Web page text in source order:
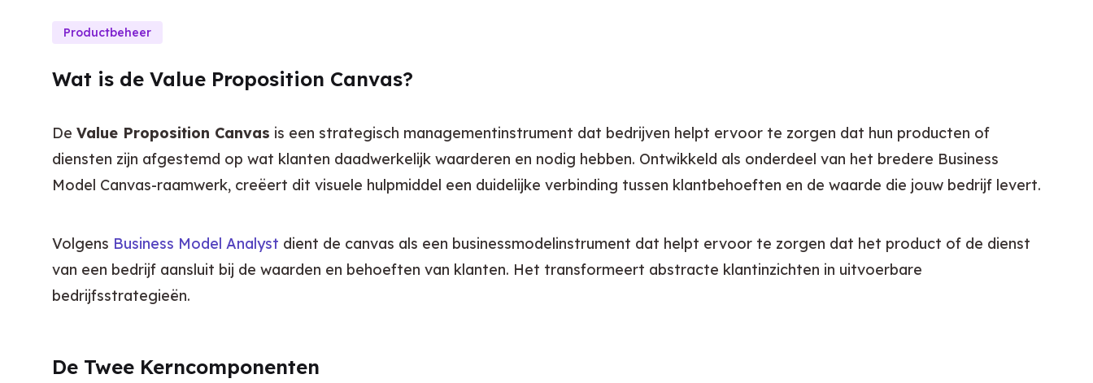
Productbeheer
Wat is de Value Proposition Canvas?
De Value Proposition Canvas is een strategisch managementinstrument dat bedrijven helpt ervoor te zorgen dat hun producten of
diensten zijn afgestemd op wat klanten daadwerkelijk waarderen en nodig hebben. Ontwikkeld als onderdeel van het bredere Business
Model Canvas-raamwerk, creëert dit visuele hulpmiddel een duidelijke verbinding tussen klantbehoeften en de waarde die jouw bedrijf levert.
Volgens Business Model Analyst dient de canvas als een businessmodelinstrument dat helpt ervoor te zorgen dat het product of de dienst
van een bedrijf aansluit bij de waarden en behoeften van klanten. Het transformeert abstracte klantinzichten in uitvoerbare
bedrijfsstrategieën.
De Twee Kerncomponenten